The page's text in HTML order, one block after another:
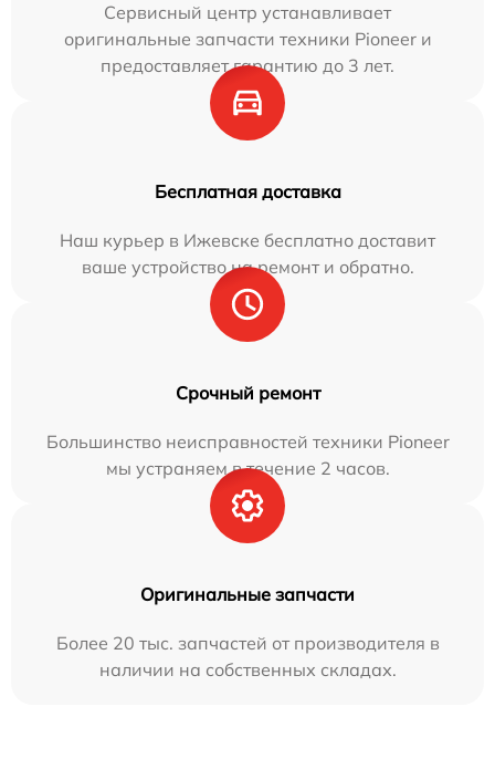
Сервисный центр устанавливает
оригинальные запчасти техники Pioneer и
предоставляет гарантию до 3 лет.
Бесплатная доставка
Наш курьер в Ижевске бесплатно доставит
ваше устройство на ремонт и обратно.
Срочный ремонт
Большинство неисправностей техники Pioneer
мы устраняем в течение 2 часов.
Оригинальные запчасти
Более 20 тыс. запчастей от производителя в
наличии на собственных складах.